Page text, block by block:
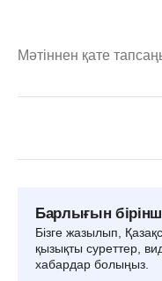
Мәтіннен қате
Барлығын
Бізге жазылып,
қызықты суреттер,
хабардар болыңыз.